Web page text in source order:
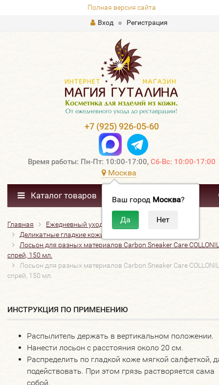
Полная версия сайта
Вход
Регистрация
+7 (925) 926-05-60
Время работы: Пн-Пт: 10:00-17:00, Сб-Вс: 10:00-17:00
Москва
Ваш город Москва?
Каталог товаров
Главная Ежедневный уход
Бальзамы, лосьоны
Деликатные гладкие кожи
Лосьон для разных материалов Carbon Sneaker Care
спрей, 150 мл.
Лосьон для разных материалов Carbon Sneaker Care
спрей, 150 мл.
ИНСТРУКЦИЯ ПО ПРИМЕНЕНИЮ
Распылитель держать в вертикальном положении.
Нанести лосьон с расстояния около 20 см.
Распределить по гладкой коже мягкой салфеткой,
подействовать. При этом грязь растворяется сама
собой.